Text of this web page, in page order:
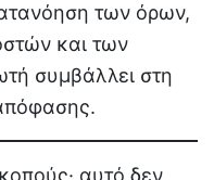
των όρων,
και των
συμβάλλει στη
αυτό δεν